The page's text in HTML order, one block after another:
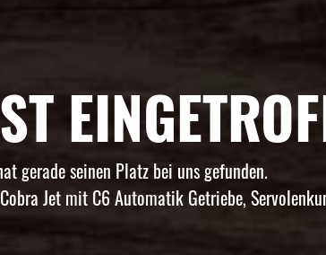
gerade seinen Platz bei uns gefunden.
Jet mit C6 Automatik Getriebe,